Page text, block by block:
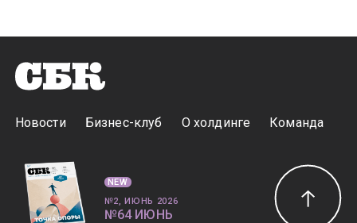
Новости Бизнес-клуб О холдинге Команда
NEW
№2, ИЮНЬ 2026
№64 ИЮНЬ